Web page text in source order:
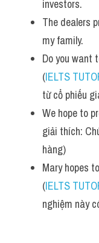
investors.
The dealers
my family.
Do you want
(IELTS
từ cổ phiếu
We hope to
giải thích:
hàng)
Mary hopes
(IELTS
nghiệm này